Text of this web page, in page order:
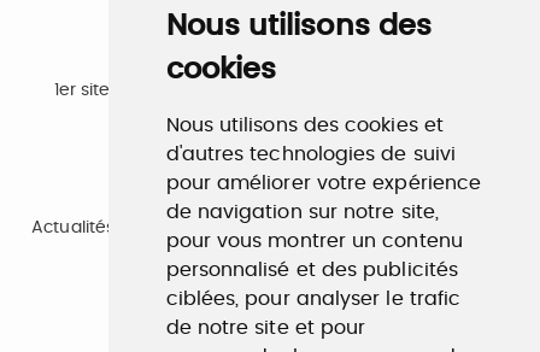
Nous utilisons des
cookies
Nous utilisons des cookies et
d'autres technologies de suivi
pour améliorer votre expérience
de navigation sur notre site,
pour vous montrer un contenu
personnalisé et des publicités
ciblées, pour analyser le trafic
de notre site et pour
Emploi
1er site emploi du secteur culturel 784.000 visites et
www.profilculture.com
Formation
Actualités, guide et annuaire des formations aux métiers
de la culture.
www.profilculture-formation.com
Accompagnement professionnel